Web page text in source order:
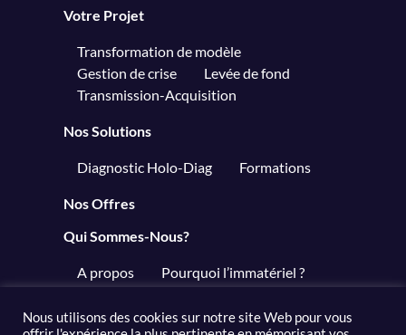
Votre Projet
Transformation de modèle
Gestion de crise
Levée de fond
Transmission-Acquisition
Nos Solutions
Diagnostic Holo-Diag Formations
Nos Offres
Qui Sommes-Nous?
A propos Pourquoi l’immatériel ?
Articles
Nous utilisons des cookies sur notre site Web pour vous